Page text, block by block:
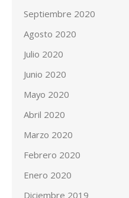
Septiembre 2020
Agosto 2020
Julio 2020
Junio 2020
Mayo 2020
Abril 2020
Marzo 2020
Febrero 2020
Enero 2020
Diciembre 2019